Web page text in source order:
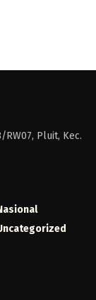
RW07, Pluit, Kec.